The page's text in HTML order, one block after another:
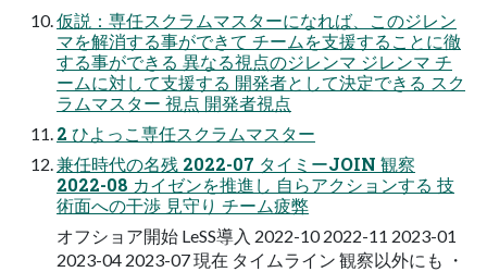
仮説：専任スクラムマスターになれば、このジレン
マを解消する事ができて チームを支援することに徹
する事ができる 異なる視点のジレンマ ジレンマ チ
ームに対して支援する 開発者として決定できる スク
ラムマスター 視点 開発者視点
2 ひよっこ専任スクラムマスター
兼任時代の名残 2022-07 タイミーJOIN 観察
2022-08 カイゼンを推進し 自らアクションする 技
術面への干渉 見守り チーム疲弊
オフショア開始 LeSS導入 2022-10 2022-11 2023-01
2023-04 2023-07 現在 タイムライン 観察以外にも ・